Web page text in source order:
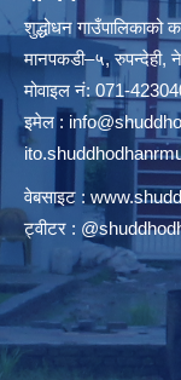
शुद्धोधन गाउँपालिकाको
मानपकडी–५, रुपन्देही,
मोवाइल नं: 071-
इमेल :
वेबसाइट :
ट्वीटर :